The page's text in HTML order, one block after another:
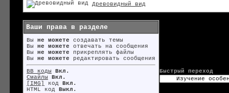
Древовидный вид
Ваши права в разделе
Вы не можете создавать темы
Вы не можете отвечать на сообщения
Вы не можете прикреплять файлы
Вы не можете редактировать сообщения
BB коды
Вкл.
Смайлы
Вкл.
[IMG]
код Вкл.
HTML код Выкл.
Быстрый переход